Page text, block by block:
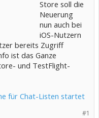
Store soll die
Neuerung
nun auch bei
iOS-Nutzern
bereits Zugriff
ist das Ganze
und TestFlight-
für Chat-Listen startet
#1